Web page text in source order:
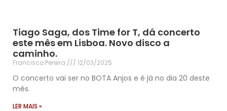
Tiago Saga, dos Time for T, dá concerto
este mês em Lisboa. Novo disco a
caminho.
Francisco Pereira 12/03/2025
O concerto vai ser no BOTA Anjos e é já no dia 20 deste
mês.
LER MAIS »